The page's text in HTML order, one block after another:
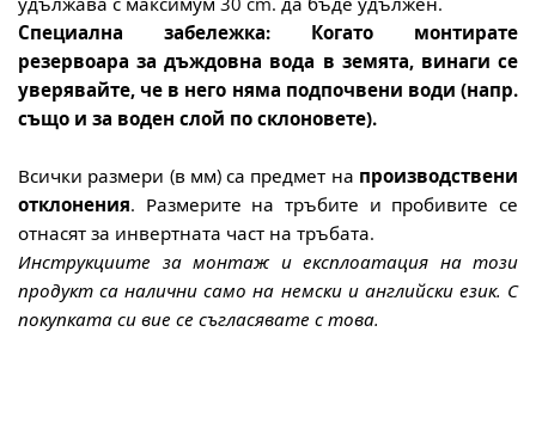
Специална забележка: Когато монтирате
резервоара за дъждовна вода в земята, винаги се
уверявайте, че в него няма подпочвени води (напр.
също и за воден слой по склоновете).
Всички размери (в мм) са предмет на производствени
отклонения. Размерите на тръбите и пробивите се
отнасят за инвертната част на тръбата.
Инструкциите за монтаж и експлоатация на този
продукт са налични само на немски и английски език. С
покупката си вие се съгласявате с това.